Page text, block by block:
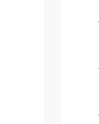
──
──
──